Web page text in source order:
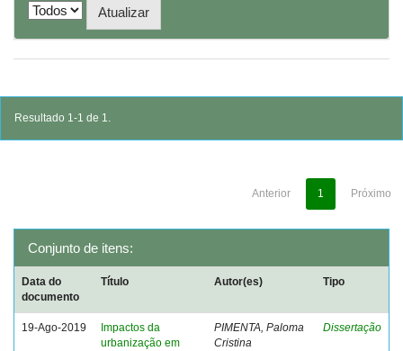
Resultado 1-1 de 1.
Anterior 1 Próximo
Conjunto de itens:
Data do
documento
Título Autor(es) Tipo
19-Ago-2019
Impactos da
urbanização em
PIMENTA, Paloma
Cristina
Dissertação